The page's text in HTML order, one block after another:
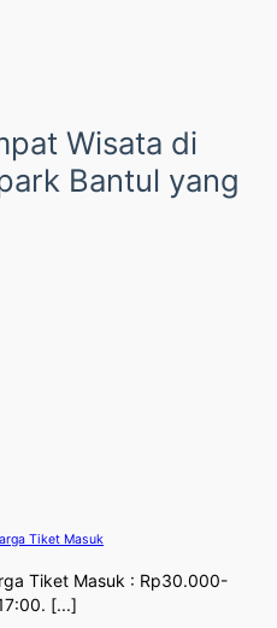
Wisata di
Bantul yang
Tiket Masuk
Tiket Masuk : Rp30.000-
[...]